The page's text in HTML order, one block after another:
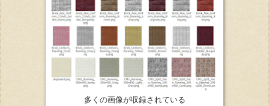
多くの画像が収録されている